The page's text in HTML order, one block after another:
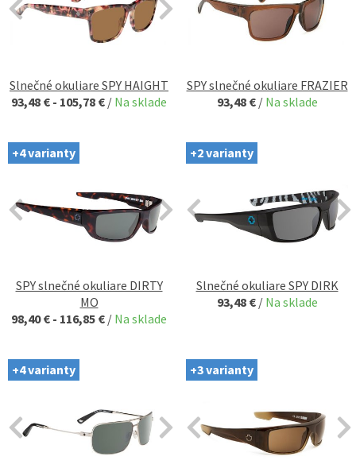
Slnečné okuliare SPY HAIGHT
93,48 € - 105,78 € / Na sklade
SPY slnečné okuliare FRAZIER
93,48 € / Na sklade
+4 varianty
SPY slnečné okuliare DIRTY
MO
98,40 € - 116,85 € / Na sklade
+2 varianty
Slnečné okuliare SPY DIRK
93,48 € / Na sklade
+4 varianty +3 varianty